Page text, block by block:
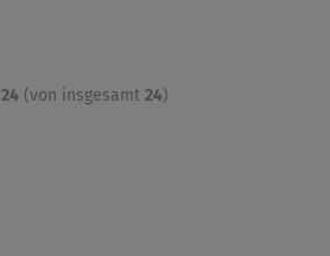
24(von insgesamt 24)